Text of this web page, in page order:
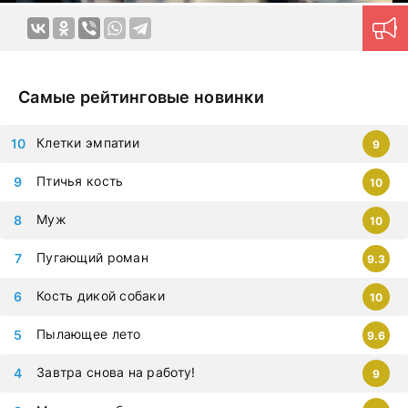
Самые рейтинговые новинки
Завтра снова на работу! 9
Пылающее лето 9.6
Кость дикой собаки 10
Пугающий роман 9.3
Муж 10
Птичья кость 10
Клетки эмпатии 9